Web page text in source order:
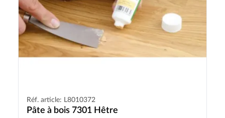
Réf. article: L8010372
Pâte à bois 7301 Hêtre